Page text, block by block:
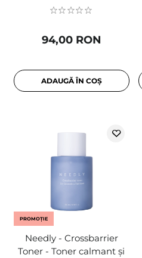
94,00 RON
ADAUGĂ ÎN COȘ
PROMOȚIE
Needly - Crossbarrier
Toner - Toner calmant și